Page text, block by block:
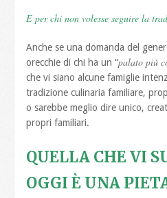
E per chi non volesse seguire la
Anche se una domanda del
orecchie di chi ha un “palato più
che vi siano alcune famiglie
tradizione culinaria familiare,
o sarebbe meglio dire unico,
propri familiari.
QUELLA CHE VI
OGGI È UNA